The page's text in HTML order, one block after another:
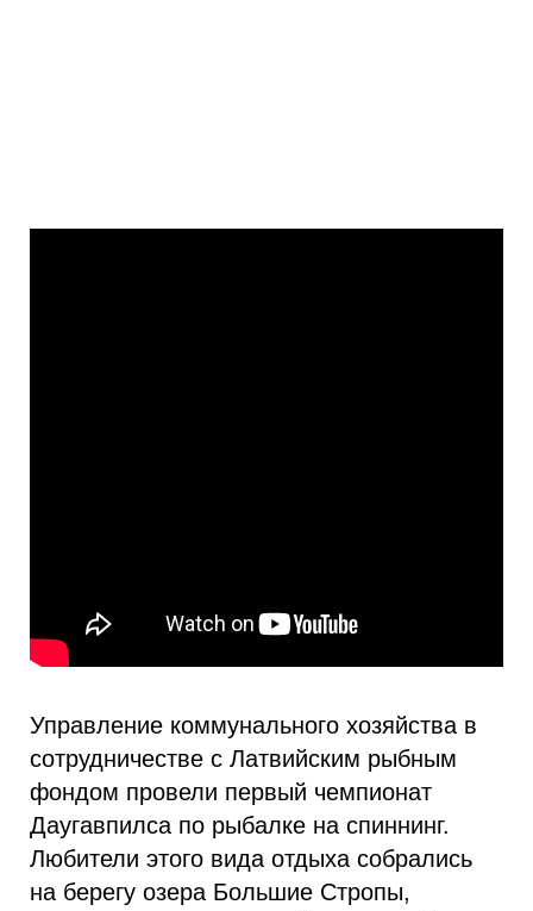
Управление коммунального хозяйства в
сотрудничестве с Латвийским рыбным
фондом провели первый чемпионат
Даугавпилса по рыбалке на спиннинг.
Любители этого вида отдыха собрались
на берегу озера Большие Стропы,